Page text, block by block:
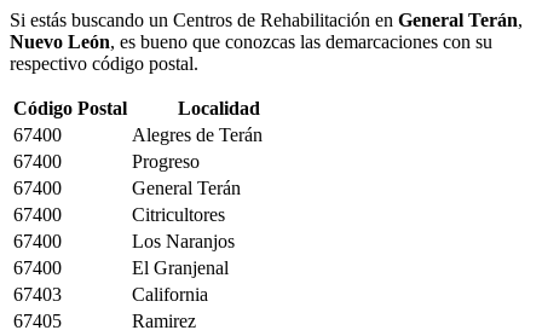
Si estás buscando un Centros de Rehabilitación en General Terán,
Nuevo León, es bueno que conozcas las demarcaciones con su
respectivo código postal.
Código Postal
Localidad
67400
Alegres de Terán
67400
Progreso
67400
General Terán
67400
Citricultores
67400
Los Naranjos
67400
El Granjenal
67403
California
67405
Ramirez